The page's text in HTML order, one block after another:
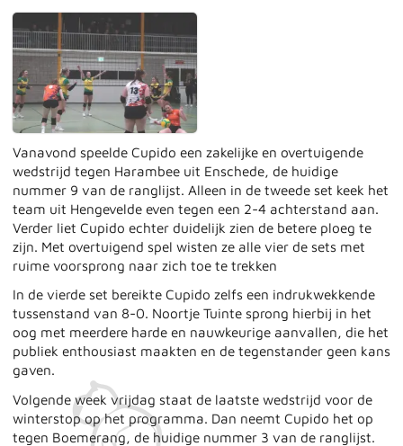
Vanavond speelde Cupido een zakelijke en overtuigende
wedstrijd tegen Harambee uit Enschede, de huidige
nummer 9 van de ranglijst. Alleen in de tweede set keek het
team uit Hengevelde even tegen een 2-4 achterstand aan.
Verder liet Cupido echter duidelijk zien de betere ploeg te
zijn. Met overtuigend spel wisten ze alle vier de sets met
ruime voorsprong naar zich toe te trekken
In de vierde set bereikte Cupido zelfs een indrukwekkende
tussenstand van 8-0. Noortje Tuinte sprong hierbij in het
oog met meerdere harde en nauwkeurige aanvallen, die het
publiek enthousiast maakten en de tegenstander geen kans
gaven.
Volgende week vrijdag staat de laatste wedstrijd voor de
winterstop op het programma. Dan neemt Cupido het op
tegen Boemerang, de huidige nummer 3 van de ranglijst.